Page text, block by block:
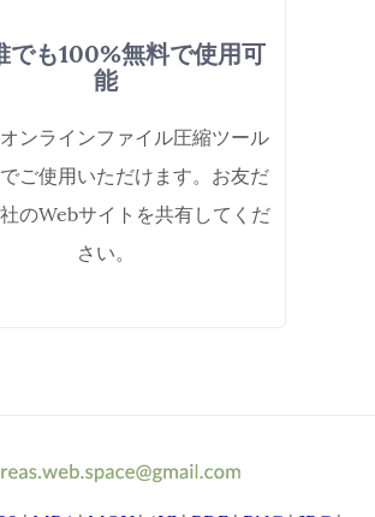
でも100%無料で使用可
能
ンラインファイル圧縮ツール
ご使用いただけます。お友だ
のWebサイトを共有してくだ
さい。